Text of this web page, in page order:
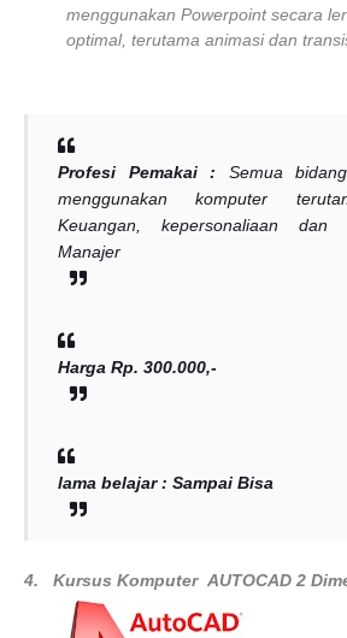
menggunakan Powerpoint secara
optimal, terutama animasi dan
Profesi Pemakai : Semua
menggunakan komputer
Keuangan, kepersonaliaan dan
Manajer
Harga Rp. 300.000,-
lama belajar : Sampai Bisa
4. Kursus Komputer AUTOCAD 2